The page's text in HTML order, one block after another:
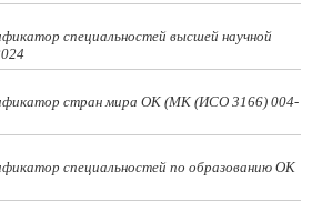
специальностей высшей научной
стран мира ОК (МК (ИСО 3166) 004-
специальностей по образованию ОК